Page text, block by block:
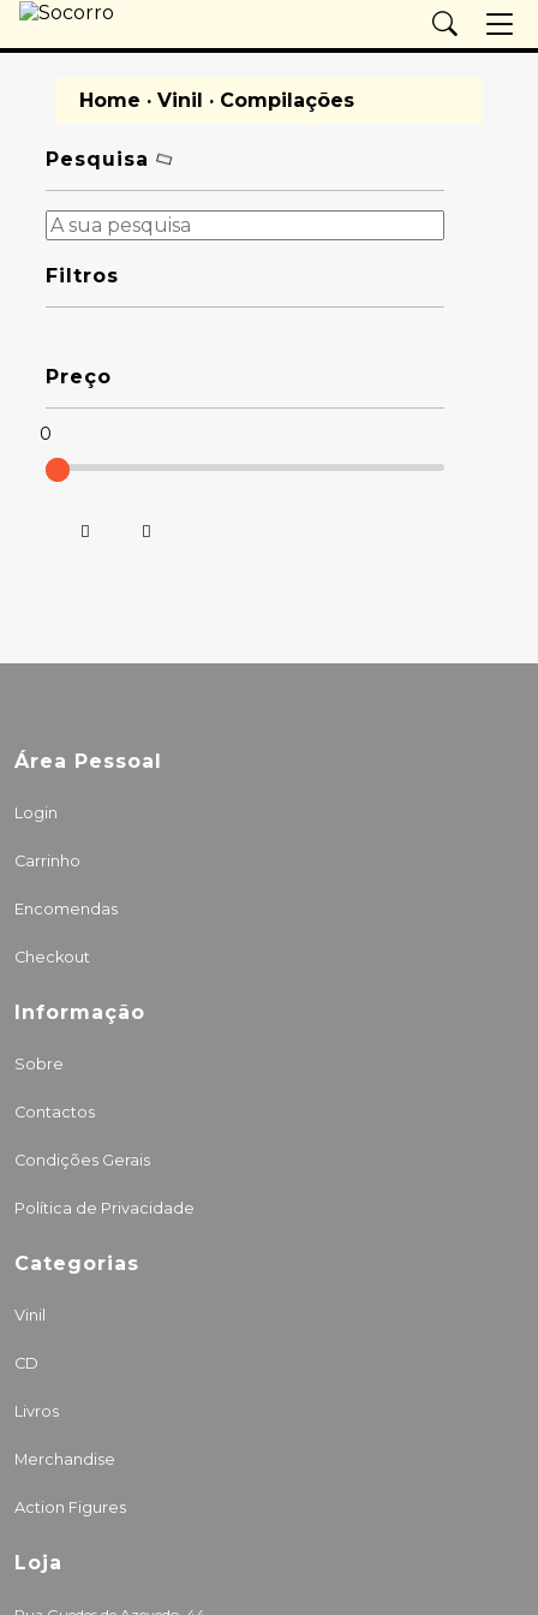
Home · Vinil · Compilações
Pesquisa
Filtros
Preço
0
Área Pessoal
Login
Carrinho
Encomendas
Checkout
Informação
Sobre
Contactos
Condições Gerais
Política de Privacidade
Categorias
Vinil
CD
Livros
Merchandise
Action Figures
Loja